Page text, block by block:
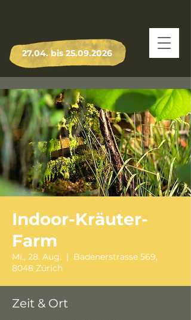
27.04. bis 25.09.2026
Indoor-Kräuter-
Farm
Mi., 28. Aug.
  |
Badenerstrasse 569,
8048 Zürich
Zeit & Ort